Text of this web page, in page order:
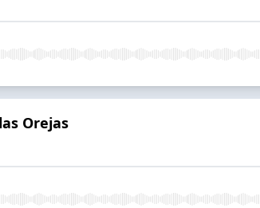
Orejas